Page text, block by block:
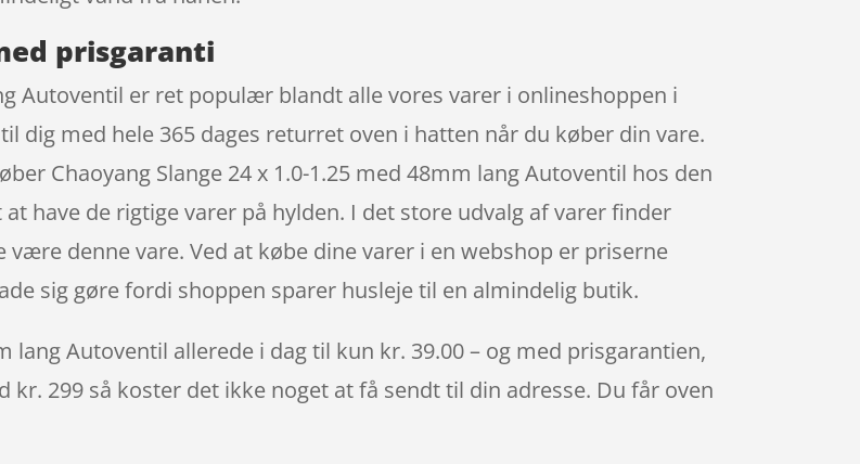
prisgaranti
Autoventil er ret populær blandt alle vores varer i onlineshoppen i
dig med hele 365 dages returret oven i hatten når du køber din vare.
Chaoyang Slange 24 x 1.0-1.25 med 48mm lang Autoventil hos den
have de rigtige varer på hylden. I det store udvalg af varer finder
denne vare. Ved at købe dine varer i en webshop er priserne
sig gøre fordi shoppen sparer husleje til en almindelig butik.
lang Autoventil allerede i dag til kun kr. 39.00 – og med prisgarantien,
299 så koster det ikke noget at få sendt til din adresse. Du får oven